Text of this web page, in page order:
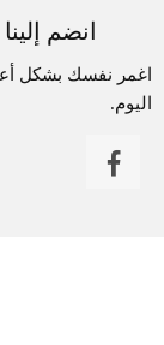
انضم
اغمر نفسك بشكل
اليوم.